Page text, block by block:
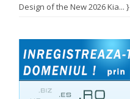
Design of the New 2026 Kia... }